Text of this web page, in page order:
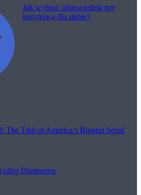
Jak wybrać odpowiednią grę
kasynową dla siebie?
The Trial of America’s Biggest Serial
către Dumnezeu